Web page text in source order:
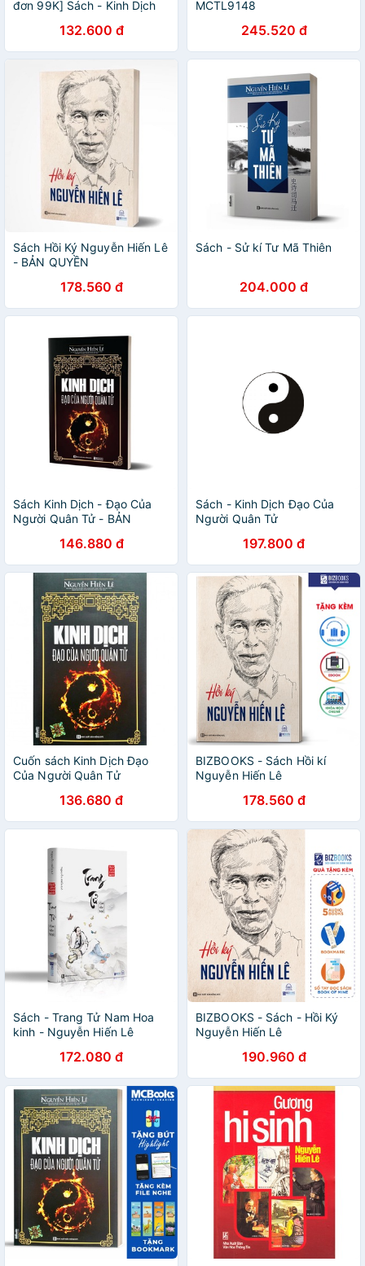
đơn 99K] Sách - Kinh Dịch
Kèm quà tặng132.600 đ
MCTL9148
245.520 đ
Sách Hồi Ký Nguyễn Hiến Lê
- BẢN QUYỀN
178.560 đ
Sách - Sử kí Tư Mã Thiên
204.000 đ
Sách Kinh Dịch - Đạo Của
Người Quân Tử - BẢN
146.880 đ
Sách - Kinh Dịch Đạo Của
Người Quân Tử
197.800 đ
Cuốn sách Kinh Dịch Đạo
Của Người Quân Tử
136.680 đ
BIZBOOKS - Sách Hồi kí
Nguyễn Hiến Lê
178.560 đ
Sách - Trang Tử Nam Hoa
kinh - Nguyễn Hiến Lê
172.080 đ
BIZBOOKS - Sách - Hồi Ký
Nguyễn Hiến Lê
190.960 đ